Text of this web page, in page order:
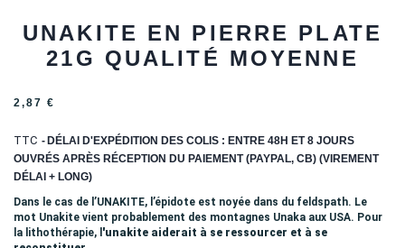
UNAKITE EN PIERRE PLATE
21G QUALITÉ MOYENNE
2,87 €
TTC
DÉLAI D'EXPÉDITION DES COLIS : ENTRE 48H ET 8 JOURS
OUVRÉS APRÈS RÉCEPTION DU PAIEMENT (PAYPAL, CB) (VIREMENT
DÉLAI + LONG)
Dans le cas de l’UNAKITE, l’épidote est noyée dans du feldspath. Le
mot Unakite vient probablement des montagnes Unaka aux USA. Pour
la lithothérapie, l 'unakite aiderait à se ressourcer et à se